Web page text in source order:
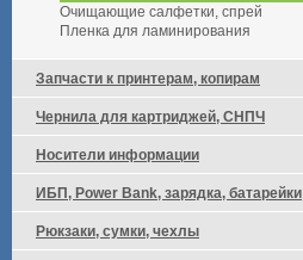
Очищающие салфетки, спрей
Пленка для ламинирования
Запчасти к принтерам, копирам
Чернила для картриджей, СНПЧ
Носители информации
ИБП, Power Bank, зарядка, батарейки
Рюкзаки, сумки, чехлы